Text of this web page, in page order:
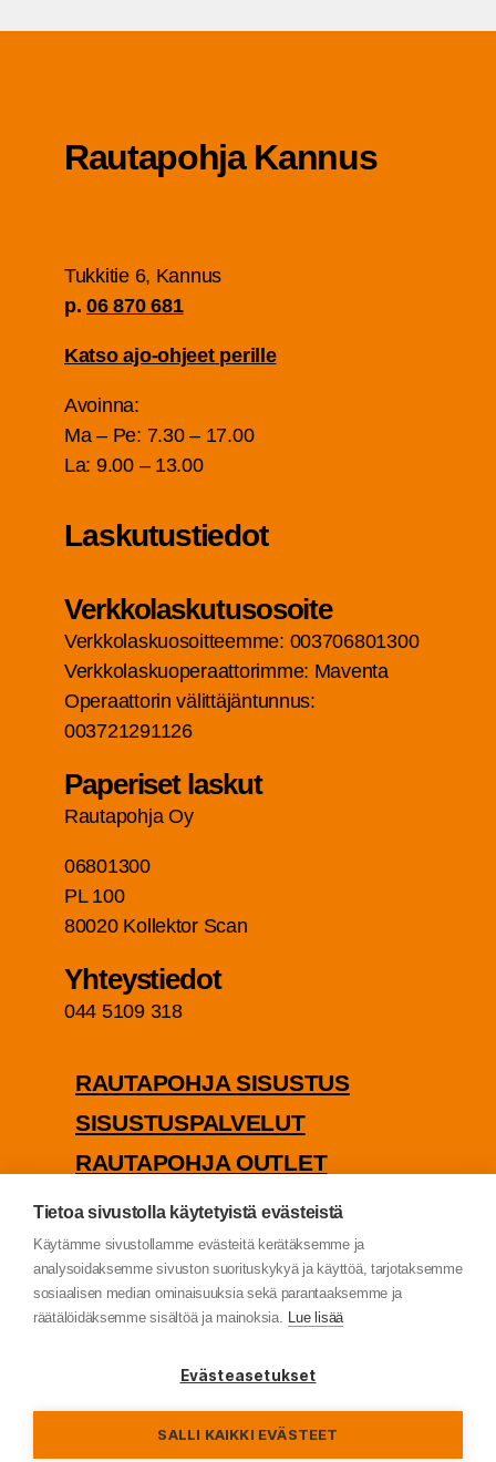
Rau­ta­poh­ja Kannus
Tuk­ki­tie 6, Kan­nus
p.06 870 681
Kat­so ajo-ohjeet perille
Avoin­na:
Ma – Pe: 7.30 – 17.00
La: 9.00 – 13.00
Las­ku­tus­tie­dot
Verk­ko­las­ku­tuso­soi­te
Verk­ko­las­kuo­soit­teem­me: 003706801300
Verk­ko­las­kuo­pe­raat­to­rim­me: Maven­ta
Ope­raat­to­rin välit­tä­jän­tun­nus:
003721291126
Pape­ri­set laskut
Rau­ta­poh­ja Oy
06801300
PL 100
80020 Kol­lek­tor Scan
Yhteys­tie­dot
044 5109 318
RAU­TA­POH­JA SISUSTUS
SISUS­TUS­PAL­VE­LUT
RAU­TA­POH­JA OUTLET
PUU­TA­VA­RA­KAUP­PA
TIE­TO­SUO­JA­SE­LOS­TE
© Rau­ta­poh­ja Oy (2022)
Tietoa sivustolla käytetyistä evästeistä
Käytämme sivustollamme evästeitä kerätäksemme ja
analysoidaksemme sivuston suorituskykyä ja käyttöä, tarjotaksemme
sosiaalisen median ominaisuuksia sekä parantaaksemme ja
räätälöidäksemme sisältöä ja mainoksia. Lue lisää
Evästeasetukset
SALLI KAIKKI EVÄSTEET